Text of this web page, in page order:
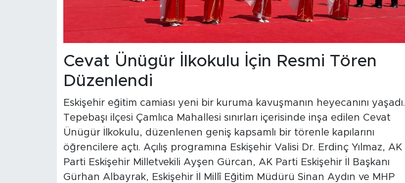
Cevat Ünügür İlkokulu İçin Resmi Tören
Düzenlendi
Eskişehir eğitim camiası yeni bir kuruma kavuşmanın heyecanını yaşadı.
Tepebaşı ilçesi Çamlıca Mahallesi sınırları içerisinde inşa edilen Cevat
Ünügür İlkokulu, düzenlenen geniş kapsamlı bir törenle kapılarını
öğrencilere açtı. Açılış programına Eskişehir Valisi Dr. Erdinç Yılmaz, AK
Parti Eskişehir Milletvekili Ayşen Gürcan, AK Parti Eskişehir İl Başkanı
Gürhan Albayrak, Eskişehir İl Millî Eğitim Müdürü Sinan Aydın ve MHP